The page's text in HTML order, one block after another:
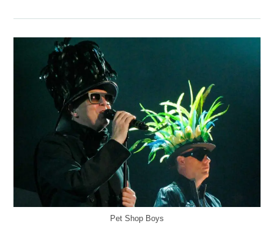
CRIMINALS
Pet Shop Boys